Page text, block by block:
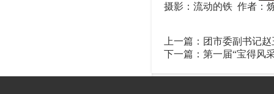
摄影：流动的铁 作者：
上一篇： 团市委副书记
下一篇： 第一届“宝得风